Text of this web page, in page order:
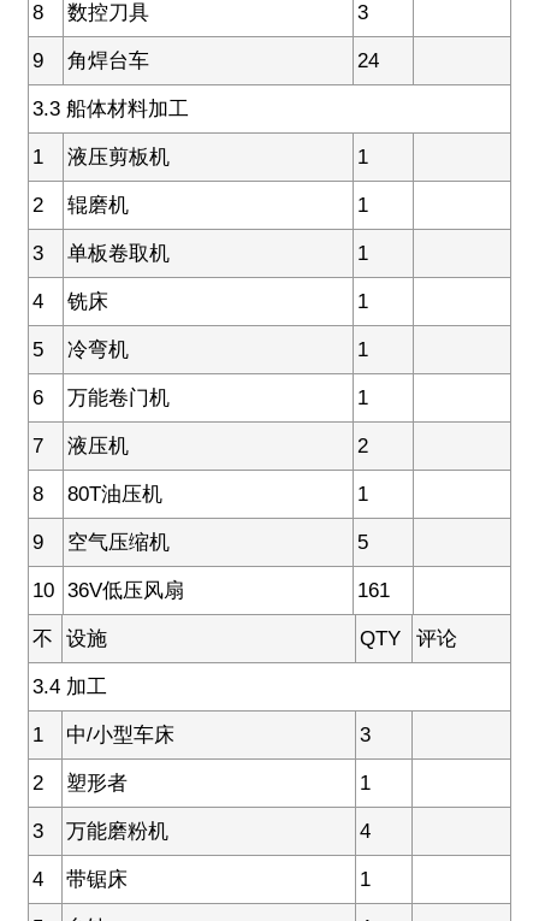
8 数控刀具 3
9 角焊台车 24
3.3 船体材料加工
1 液压剪板机 1
2 辊磨机 1
3 单板卷取机 1
4 铣床 1
5 冷弯机 1
6 万能卷门机 1
7 液压机 2
8 80T油压机 1
9 空气压缩机 5
10 36V低压风扇 161
不 设施 QTY 评论
3.4 加工
1 中/小型车床 3
2 塑形者 1
3 万能磨粉机 4
4 带锯床 1